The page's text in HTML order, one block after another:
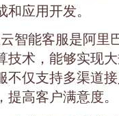
应用开发。
智能客服是阿里
技术，能够实现
不仅支持多渠道
高客户满意度。